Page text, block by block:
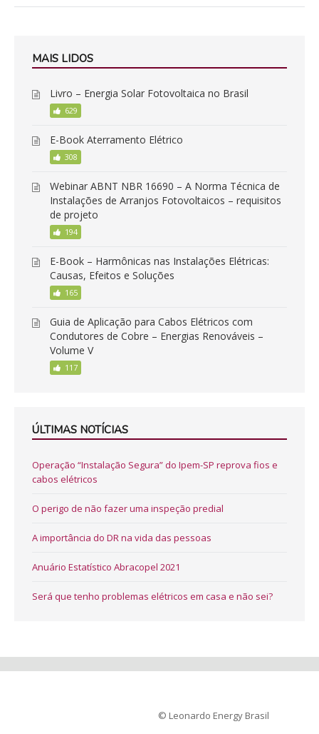
MAIS LIDOS
Livro – Energia Solar Fotovoltaica no Brasil
629
E-Book Aterramento Elétrico
308
Webinar ABNT NBR 16690 – A Norma Técnica de
Instalações de Arranjos Fotovoltaicos – requisitos
de projeto
194
E-Book – Harmônicas nas Instalações Elétricas:
Causas, Efeitos e Soluções
165
Guia de Aplicação para Cabos Elétricos com
Condutores de Cobre – Energias Renováveis –
Volume V
117
ÚLTIMAS NOTÍCIAS
Operação “Instalação Segura” do Ipem-SP reprova fios e
cabos elétricos
O perigo de não fazer uma inspeção predial
A importância do DR na vida das pessoas
Anuário Estatístico Abracopel 2021
Será que tenho problemas elétricos em casa e não sei?
© Leonardo Energy Brasil